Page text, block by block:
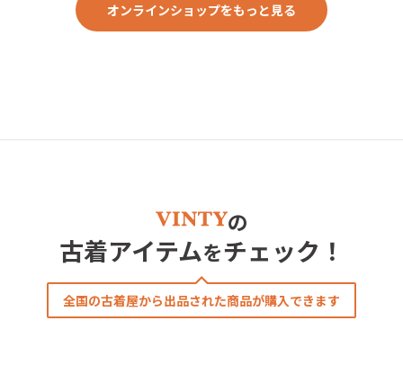
オンラインショップをもっと見る
の
古着アイテムをチェック！
全国の古着屋から出品された商品が購入できます